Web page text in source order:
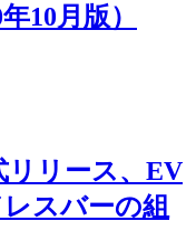
10月版）
リリース、EV
スバーの組